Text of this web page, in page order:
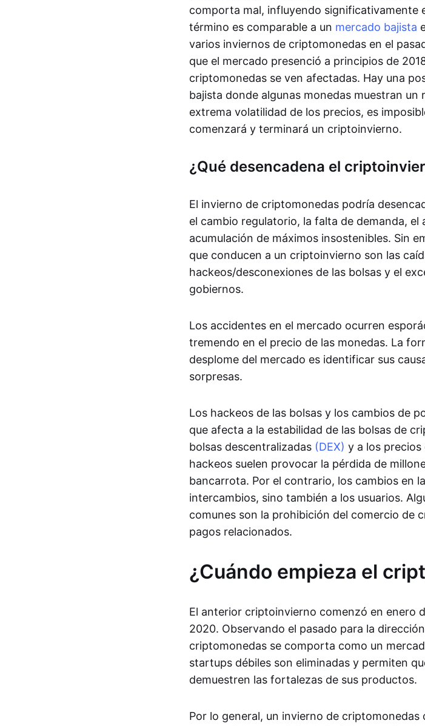
comporta mal, influyendo significativamente
término es comparable a un mercado bajista
varios inviernos de criptomonedas en el
que el mercado presenció a principios de
criptomonedas se ven afectadas. Hay una
bajista donde algunas monedas muestran un
extrema volatilidad de los precios, es
comenzará y terminará un criptoinvierno.
¿Qué desencadena el
El invierno de criptomonedas podría
el cambio regulatorio, la falta de demanda, el
acumulación de máximos insostenibles. Sin
que conducen a un criptoinvierno son las
hackeos/desconexiones de las bolsas y el
gobiernos.
Los accidentes en el mercado ocurren
tremendo en el precio de las monedas. La
desplome del mercado es identificar sus
sorpresas.
Los hackeos de las bolsas y los cambios de
que afecta a la estabilidad de las bolsas de
bolsas descentralizadas (DEX) y a los precios
hackeos suelen provocar la pérdida de
bancarrota. Por el contrario, los cambios en
intercambios, sino también a los usuarios.
comunes son la prohibición del comercio de
pagos relacionados.
¿Cuándo empieza el
El anterior criptoinvierno comenzó en enero
2020. Observando el pasado para la
criptomonedas se comporta como un
startups débiles son eliminadas y permiten
demuestren las fortalezas de sus productos.
Por lo general, un invierno de